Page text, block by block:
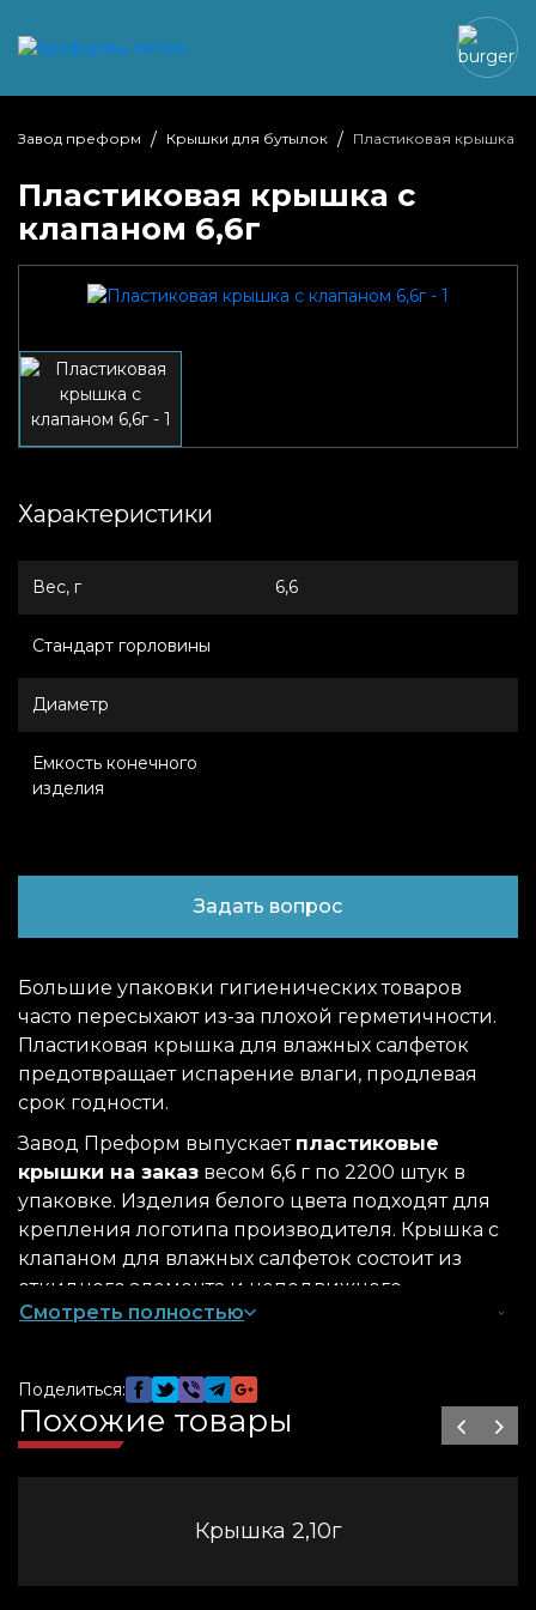
Завод преформ Крышки для бутылок Пластиковая крышка с
Пластиковая крышка с
клапаном 6,6г
Характеристики
Вес, г 6,6
Стандарт горловины
Диаметр
Емкость конечного
изделия
Задать вопрос
Большие упаковки гигиенических товаров
часто пересыхают из-за плохой герметичности.
Пластиковая крышка для влажных салфеток
предотвращает испарение влаги, продлевая
срок годности.
Завод Преформ выпускает пластиковые
крышки на заказ весом 6,6 г по 2200 штук в
упаковке. Изделия белого цвета подходят для
крепления логотипа производителя. Крышка с
клапаном для влажных салфеток состоит из
откидного элемента и неподвижного
основания, которое крепится клеем.
Почему используют пластиковую крышку
для влажных салфеток
Производители гигиенических товаров
используют пластиковый клапан для влажных
простое крепление;
практичность;
Смотреть полностью
Поделиться:
Похожие товары
Крышка 2,10г